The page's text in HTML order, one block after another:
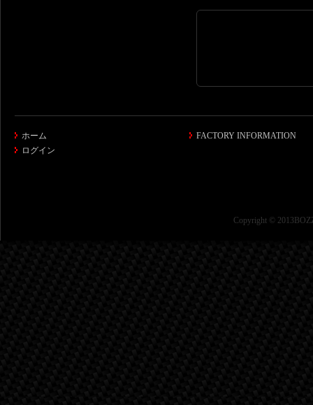
ホーム
ログイン
FACTORY INFORMATION
Copyright ©